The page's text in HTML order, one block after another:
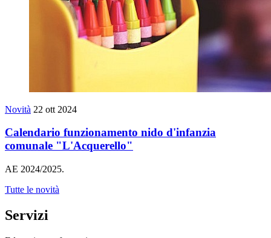
Novità 22 ott 2024
Calendario funzionamento nido d'infanzia
comunale "L'Acquerello"
AE 2024/2025.
Tutte le novità
Servizi